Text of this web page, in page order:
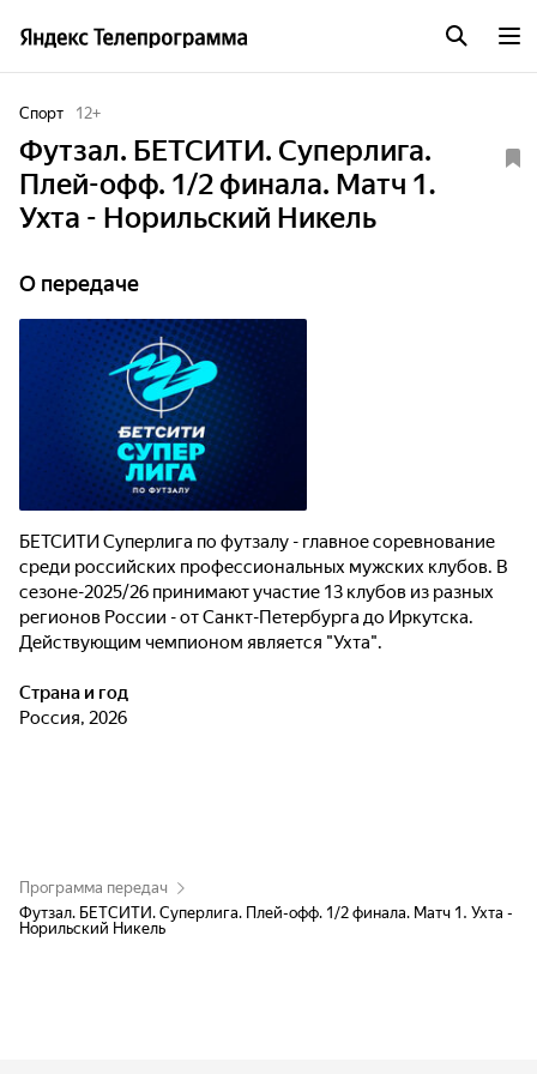
Спорт 12+
Футзал. БЕТСИТИ. Суперлига.
Плей-офф. 1/2 финала. Матч 1.
Ухта - Норильский Никель
О передаче
БЕТСИТИ Суперлига по футзалу - главное соревнование
среди российских профессиональных мужских клубов. В
сезоне-2025/26 принимают участие 13 клубов из разных
регионов России - от Санкт-Петербурга до Иркутска.
Действующим чемпионом является "Ухта".
Страна и год
Россия, 2026
Программа передач
Футзал. БЕТСИТИ. Суперлига. Плей-офф. 1/2 финала. Матч 1. Ухта -
Норильский Никель